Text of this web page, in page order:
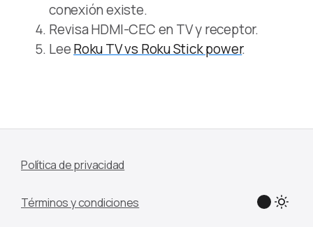
conexión existe.
Revisa HDMI-CEC en TV y receptor.
LeeRoku TV vs Roku Stick power.
Política de privacidad
Términos y condiciones